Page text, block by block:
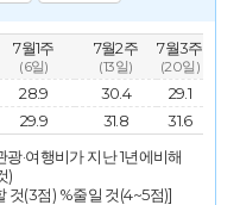
7월1주
(6일)
7월2주
(13일)
7월3주
(20일)
28.9 30.4 29.1
29.9 31.8
31.6
·여행비가 지난 1년에비해
)
것(3점) %줄일 것(4~5점)]